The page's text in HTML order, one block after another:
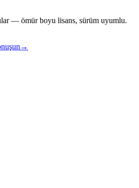
— ömür boyu lisans, sürüm uyumlu.
→